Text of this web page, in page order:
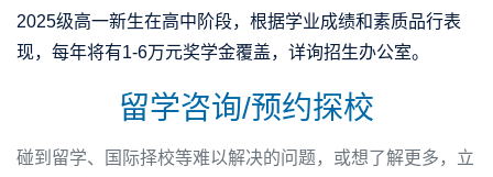
苏州太仓市华顿外国语学校秉承中锐教育集团 “根深中华 创
2025级高一新生在高中阶段，根据学业成绩和素质品行表
现，每年将有1-6万元奖学金覆盖，详询招生办公室。
留学咨询/预约探校
碰到留学、国际择校等难以解决的问题，或想了解更多，立